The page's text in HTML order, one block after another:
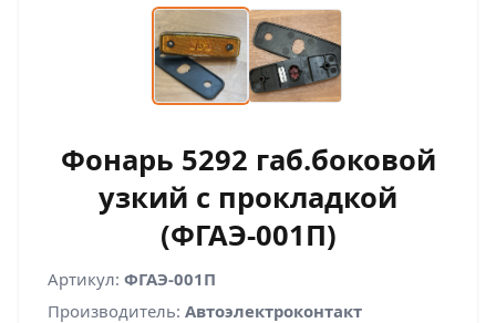
Фонарь 5292 габ.боковой
узкий с прокладкой
(ФГАЭ-001П)
Артикул: ФГАЭ-001П
Производитель: Автоэлектроконтакт